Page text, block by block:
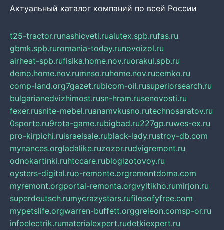
Актуальный каталог компаний по всей России
t25-tractor.runashicveti.rualutex.spb.rufas.ru
gbmk.spb.ruromania-today.runovoizol.ru
airheat-spb.rufisika.home.nov.ruorakul.spb.ru
demo.home.nov.rumnso.ruhome.nov.rucemko.ru
comp-land.org7gazet.rubicom-oil.rusuperiorsearch.ru
bulgarianedvizhimost.rusn-hram.rusenovosti.ru
fexer.rusnite-mebel.ruanamvkusno.rutechnosaratov.ru
0sporte.ru9rota-game.rubigbad.ru227gp.ruwes-ex.ru
pro-kirpichi.ruisraelsale.rublack-lady.rustroy-db.com
mynances.orgladalike.ruzozor.rudvigremont.ru
odnokartinki.ruhtccare.rublogizotovoy.ru
oysters-digital.ruo-remonte.orgremontdoma.com
myremont.orgportal-remonta.orgvyitikho.rumirjon.ru
superdeutsch.rumycrazystars.rufilosofyfree.com
mypetslife.orgwarren-buffett.orggreleon.comsp-or.ru
infoelectrik.rumaterialexpert.rudetkiexpert.ru